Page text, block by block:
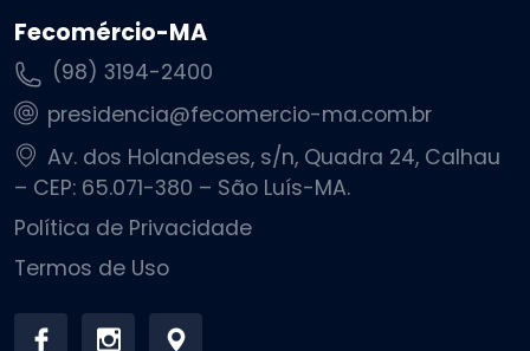
Fecomércio-MA
(98) 3194-2400
presidencia@fecomercio-ma.com.br
Av. dos Holandeses, s/n, Quadra 24, Calhau
– CEP: 65.071-380 – São Luís-MA.
Política de Privacidade
Termos de Uso